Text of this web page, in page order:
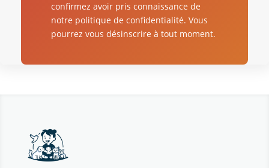
confirmez avoir pris connaissance de
notre politique de confidentialité. Vous
pourrez vous désinscrire à tout moment.